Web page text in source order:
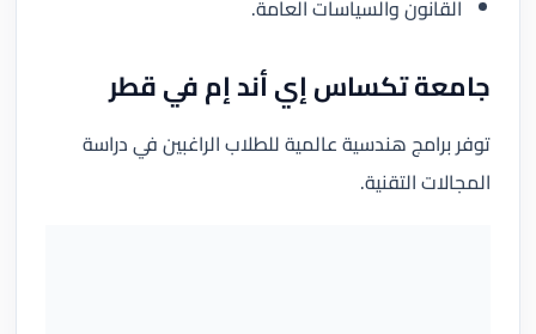
القانون والسياسات العامة.
جامعة تكساس إي أند إم في قطر
توفر برامج هندسية عالمية للطلاب الراغبين في دراسة
المجالات التقنية.